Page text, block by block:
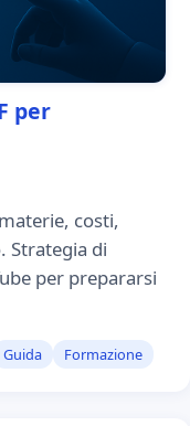
per
costi,
Strategia di
per prepararsi
Guida Formazione